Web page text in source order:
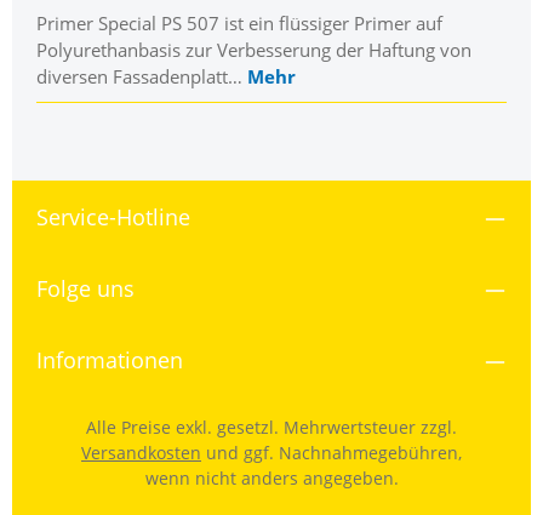
Primer Special PS 507 ist ein flüssiger Primer auf
Polyurethanbasis zur Verbesserung der Haftung von
diversen Fassadenplatt… Mehr
Service-Hotline
Folge uns
Informationen
Alle Preise exkl. gesetzl. Mehrwertsteuer zzgl.
Versandkosten und ggf. Nachnahmegebühren,
wenn nicht anders angegeben.